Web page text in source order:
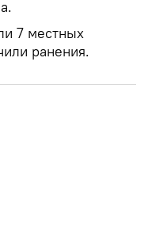
7 местных
ранения.